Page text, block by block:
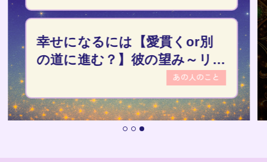
不倫愛
不倫愛決着【あなたor配偶者】
あの人が最後に選ぶのは誰？